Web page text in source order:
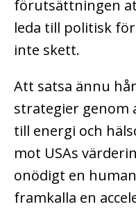
förutsättningen
leda till politisk
inte skett.
Att satsa ännu
strategier genom
till energi och
mot USAs
onödigt en
framkalla en